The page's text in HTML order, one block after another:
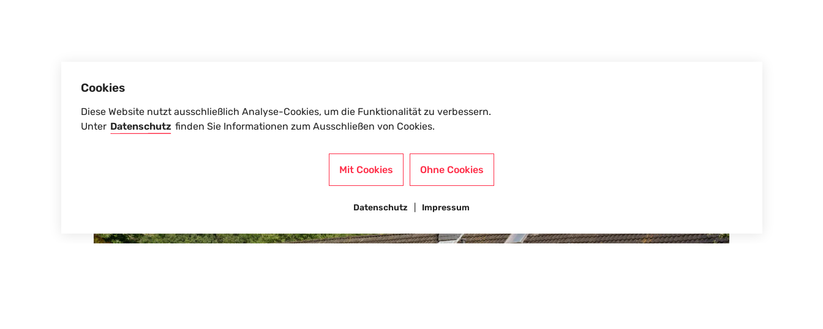
Cookies
Diese Website nutzt ausschließlich Analyse-Cookies, um die Funktionalität zu verbessern.
Unter Datenschutz finden Sie Informationen zum Ausschließen von Cookies.
Mit Cookies Ohne Cookies
Datenschutz Impressum